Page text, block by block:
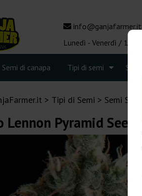
info@ganjafarmer.it
Lunedì - Venerdì /
Semi di canapa Tipi di semi
Tipi di Semi Semi Sativa
Lennon Pyramid Seeds